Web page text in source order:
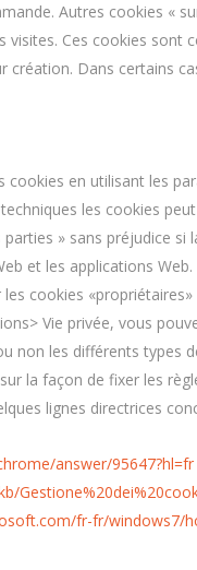
Autres cookies «
visites. Ces cookies sont
Dans certains
cookies en utilisant les
les cookies
» sans préjudice si
et les applications
cookies
Vie privée, vous
non les différents types
la façon de fixer les
lignes directrices
answer/95647?hl=fr
fr-fr/windows7/